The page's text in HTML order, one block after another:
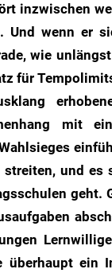
inzwischen
Und wenn er
wie
für
mit
und es
geht.
ein